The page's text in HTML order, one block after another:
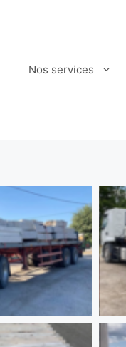
Nos services